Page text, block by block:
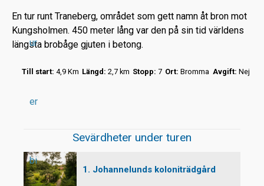
ur
er
bi
En tur runt Traneberg, området som gett namn åt bron mot
Kungsholmen. 450 meter lång var den på sin tid världens
längsta brobåge gjuten i betong.
Till start: 4,9 Km Längd: 2,7 km Stopp: 7 Ort: Bromma Avgift: Nej
Sevärdheter under turen
1. Johannelunds koloniträdgård